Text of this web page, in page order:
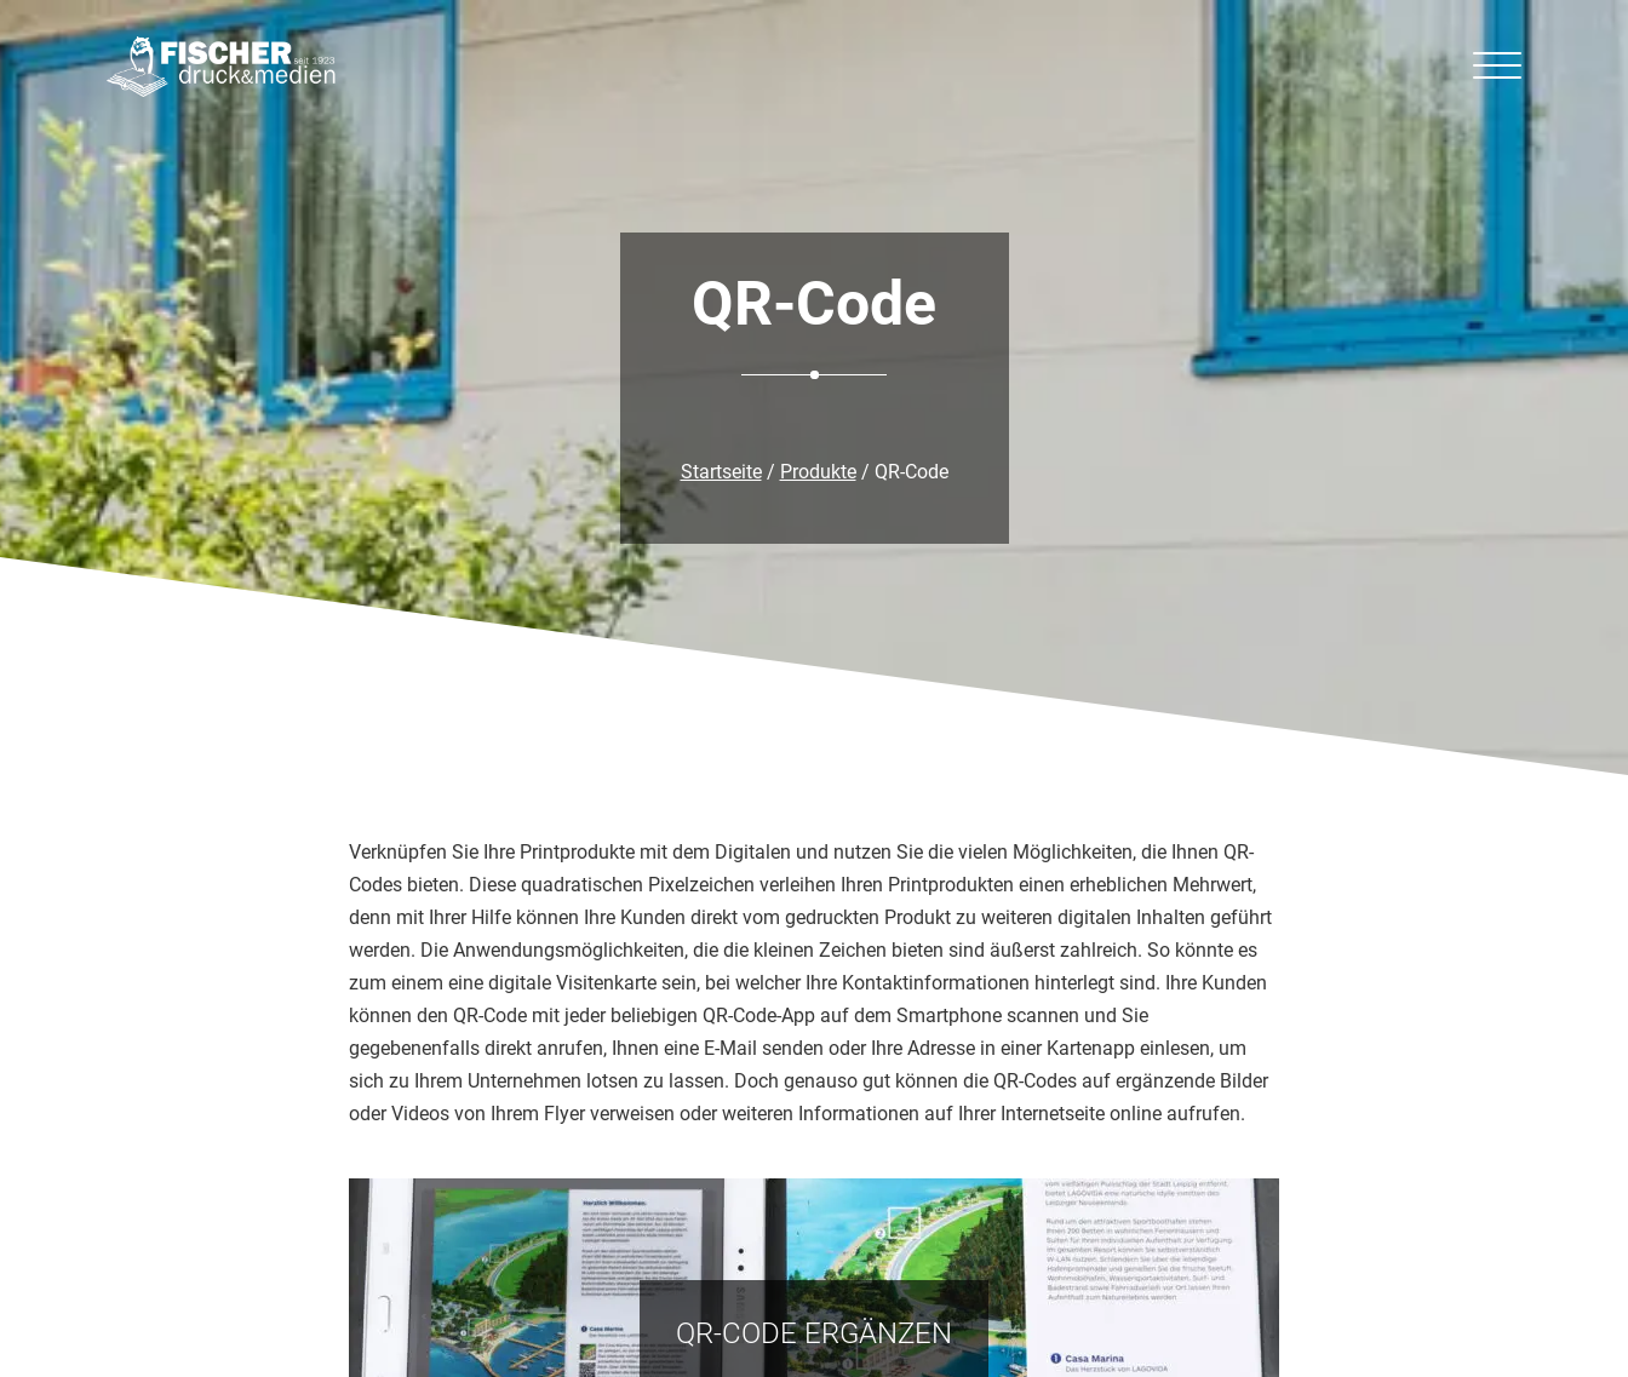
QR-Code
Startseite/ Produkte/ QR-Code
Verknüpfen Sie Ihre Printprodukte mit dem Digitalen und nutzen Sie die vielen Möglichkeiten, die Ihnen QR-
Codes bieten. Diese quadratischen Pixelzeichen verleihen Ihren Printprodukten einen erheblichen Mehrwert,
denn mit Ihrer Hilfe können Ihre Kunden direkt vom gedruckten Produkt zu weiteren digitalen Inhalten geführt
werden. Die Anwendungsmöglichkeiten, die die kleinen Zeichen bieten sind äußerst zahlreich. So könnte es
zum einem eine digitale Visitenkarte sein, bei welcher Ihre Kontaktinformationen hinterlegt sind. Ihre Kunden
können den QR-Code mit jeder beliebigen QR-Code-App auf dem Smartphone scannen und Sie
gegebenenfalls direkt anrufen, Ihnen eine E-Mail senden oder Ihre Adresse in einer Kartenapp einlesen, um
sich zu Ihrem Unternehmen lotsen zu lassen. Doch genauso gut können die QR-Codes auf ergänzende Bilder
oder Videos von Ihrem Flyer verweisen oder weiteren Informationen auf Ihrer Internetseite online aufrufen.
QR-CODE ERGÄNZEN